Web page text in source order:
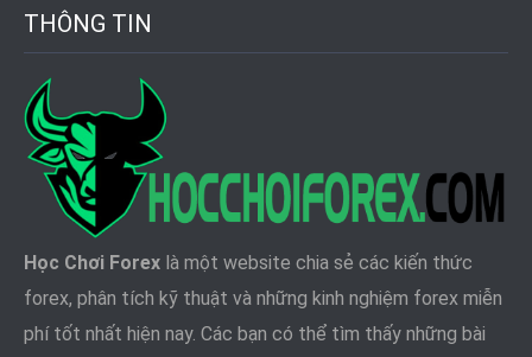
THÔNG TIN
Học Chơi Forex là một website chia sẻ các kiến thức
forex, phân tích kỹ thuật và những kinh nghiệm forex miễn
phí tốt nhất hiện nay. Các bạn có thể tìm thấy những bài